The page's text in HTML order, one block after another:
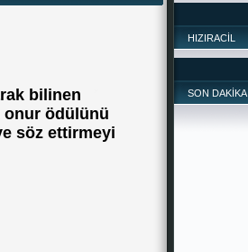
bilinen
onur ödülünü
söz ettirmeyi
HIZIRACİL
SON DAKİKA